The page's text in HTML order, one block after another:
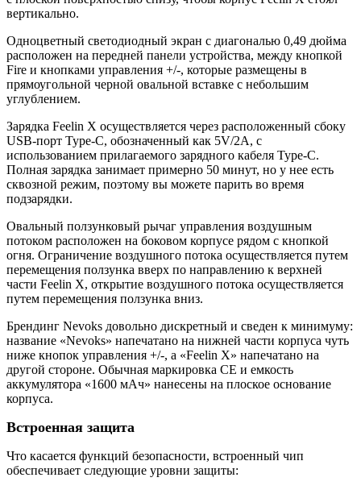
вертикально.
Одноцветный светодиодный экран с диагональю 0,49 дюйма
расположен на передней панели устройства, между кнопкой
Fire и кнопками управления +/-, которые размещены в
прямоугольной черной овальной вставке с небольшим
углублением.
Зарядка Feelin X осуществляется через расположенный сбоку
USB-порт Type-C, обозначенный как 5V/2A, с
использованием прилагаемого зарядного кабеля Type-C.
Полная зарядка занимает примерно 50 минут, но у нее есть
сквозной режим, поэтому вы можете парить во время
подзарядки.
Овальный ползунковый рычаг управления воздушным
потоком расположен на боковом корпусе рядом с кнопкой
огня. Ограничение воздушного потока осуществляется путем
перемещения ползунка вверх по направлению к верхней
части Feelin X, открытие воздушного потока осуществляется
путем перемещения ползунка вниз.
Брендинг Nevoks довольно дискретный и сведен к минимуму:
название «Nevoks» напечатано на нижней части корпуса чуть
ниже кнопок управления +/-, а «Feelin X» напечатано на
другой стороне. Обычная маркировка CE и емкость
аккумулятора «1600 мАч» нанесены на плоское основание
корпуса.
Встроенная защита
Что касается функций безопасности, встроенный чип
обеспечивает следующие уровни защиты: